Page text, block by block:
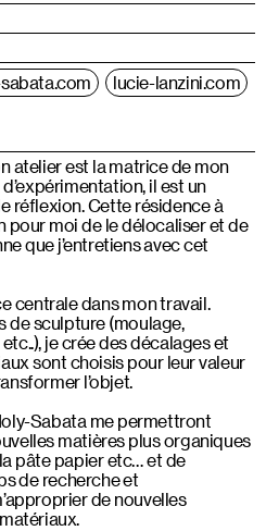
lucie-lanzini.com
atelier est la matrice de mon
il est un
réflexion. Cette résidence à
pour moi de le délocaliser et de
que j’entretiens avec cet
centrale dans mon travail.
de sculpture (moulage,
je crée des décalages et
sont choisis pour leur valeur
l’objet.
Sabata me permettront
matières plus organiques
pâte papier etc… et de
de recherche et
de nouvelles